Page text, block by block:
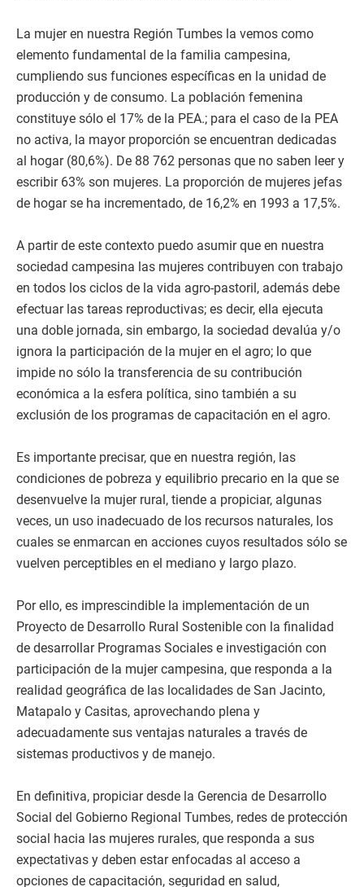
La mujer en nuestra Región Tumbes la vemos como
elemento fundamental de la familia campesina,
cumpliendo sus funciones específicas en la unidad de
producción y de consumo. La población femenina
constituye sólo el 17% de la PEA.; para el caso de la PEA
no activa, la mayor proporción se encuentran dedicadas
al hogar (80,6%). De 88 762 personas que no saben leer y
escribir 63% son mujeres. La proporción de mujeres jefas
de hogar se ha incrementado, de 16,2% en 1993 a 17,5%.
A partir de este contexto puedo asumir que en nuestra
sociedad campesina las mujeres contribuyen con trabajo
en todos los ciclos de la vida agro-pastoril, además debe
efectuar las tareas reproductivas; es decir, ella ejecuta
una doble jornada, sin embargo, la sociedad devalúa y/o
ignora la participación de la mujer en el agro; lo que
impide no sólo la transferencia de su contribución
económica a la esfera política, sino también a su
exclusión de los programas de capacitación en el agro.
Es importante precisar, que en nuestra región, las
condiciones de pobreza y equilibrio precario en la que se
desenvuelve la mujer rural, tiende a propiciar, algunas
veces, un uso inadecuado de los recursos naturales, los
cuales se enmarcan en acciones cuyos resultados sólo se
vuelven perceptibles en el mediano y largo plazo.
Por ello, es imprescindible la implementación de un
Proyecto de Desarrollo Rural Sostenible con la finalidad
de desarrollar Programas Sociales e investigación con
participación de la mujer campesina, que responda a la
realidad geográfica de las localidades de San Jacinto,
Matapalo y Casitas, aprovechando plena y
adecuadamente sus ventajas naturales a través de
sistemas productivos y de manejo.
En definitiva, propiciar desde la Gerencia de Desarrollo
Social del Gobierno Regional Tumbes, redes de protección
social hacia las mujeres rurales, que responda a sus
expectativas y deben estar enfocadas al acceso a
opciones de capacitación, seguridad en salud,